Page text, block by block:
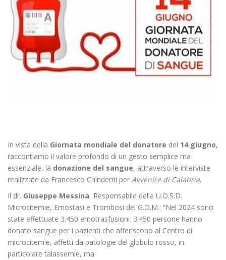
In vista della Giornata mondiale del donatore del 14 giugno,
raccontiamo il valore profondo di un gesto semplice ma
essenziale, la donazione del sangue, attraverso le interviste
realizzate da Francesco Chindemi per Avvenire di Calabria.
Il dr. Giuseppe Messina, Responsabile della U.O.S.D.
Microcitemie, Emostasi e Trombosi del G.O.M.: “Nel 2024 sono
state effettuate 3.450 emotrasfusioni: 3.450 persone hanno
donato sangue per i pazienti che afferiscono al Centro di
microcitemie, affetti da patologie del globulo rosso, in
particolare talassemie, ma